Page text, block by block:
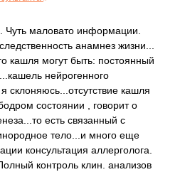
Чуть маловато информации.
анамнез жизни...
кашля могут быть: постоянный
нейрогенного
склоняюсь...отсутствие кашля
состоянии , говорит о
есть связанный с
тело...и много еще
консультация аллерголога.
контроль клин. анализов